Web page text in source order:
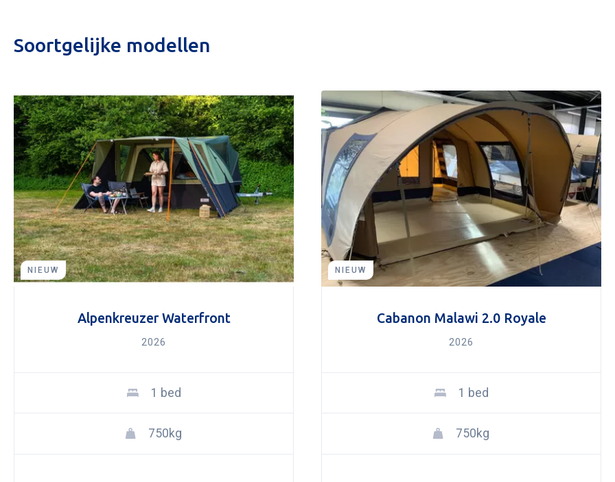
Soortgelijke modellen
NIEUW
Alpenkreuzer Waterfront
2026
1 bed
750kg
NIEUW
Cabanon Malawi 2.0 Royale
2026
1 bed
750kg